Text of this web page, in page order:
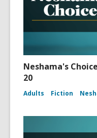
Neshama's
20
Adults Fiction